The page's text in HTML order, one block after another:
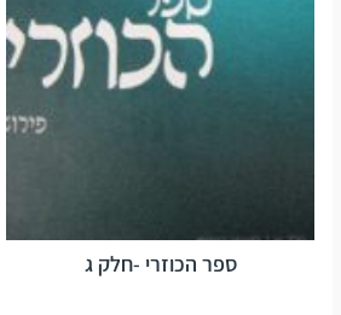
ספר הכוזרי -חלק ג